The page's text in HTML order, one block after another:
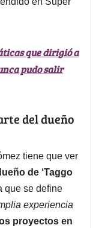
que dirigió a
pudo salir
del dueño
tiene que ver
de ‘Taggo
que se define
experiencia
proyectos en